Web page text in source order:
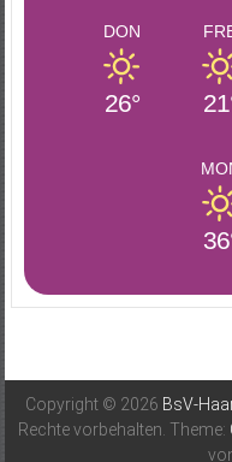
DON
26°
Copyright © 2026 BsV-
Rechte vorbehalten. Theme: